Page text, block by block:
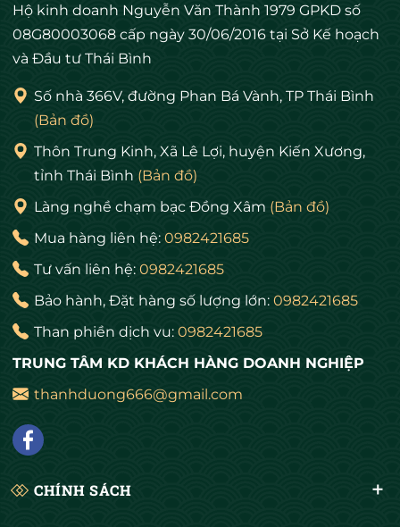
Chùa Một Cột không chỉ là công trình kiến
trúc với nhiều biểu tượng nghệ thuật sáng tạo
mà còn mang đậm nét tinh hoa văn hóa của
dân tộc. Ngôi chùa được gắn liền với những
lịch sử thủ đô Hà Nội và là biểu tượng của đất
Thăng Long.
Chùa xây chỉ có một gian (được gọi là Liên
Hoa Đài – Đài hoa sen), được đặt trên một cột
trụ lớn, nên dân ta hay quen gọi là chùa Một
toàn bộ ngôi chùa được đặc trên một cột đá.
Nhìn trông giống như một bông sen mọc lên
từ hồ. Với kích thước khá nhỏ, có hình vuông,
4 mái cong, bên trên có Lưỡng long chầu
Hộ kinh doanh Nguyễn Văn Thành 1979 GPKD số
08G80003068 cấp ngày 30/06/2016 tại Sở Kế hoạch
và Đầu tư Thái Bình
Số nhà 366V, đường Phan Bá Vành, TP Thái Bình
(Bản đồ)
Thôn Trung Kinh, Xã Lê Lợi, huyện Kiến Xương,
tỉnh Thái Bình (Bản đồ)
Làng nghề chạm bạc Đồng Xâm (Bản đồ)
Mua hàng liên hệ: 0982421685
Tư vấn liên hệ: 0982421685
Bảo hành, Đặt hàng số lượng lớn: 0982421685
Than phiền dịch vu: 0982421685
TRUNG TÂM KD KHÁCH HÀNG DOANH NGHIỆP
thanhduong666@gmail.com
CHÍNH SÁCH